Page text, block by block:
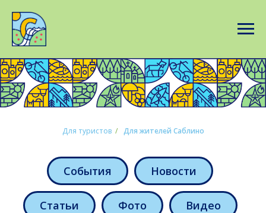
Для туристов / Для жителей Саблино
События Новости
Статьи Фото Видео